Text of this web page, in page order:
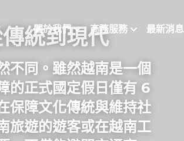
關於我們 商務服務 最新消息
統到現代
不同。雖然越南是一個
的正式國定假日僅有 6
保障文化傳統與維持社
旅遊的遊客或在越南工